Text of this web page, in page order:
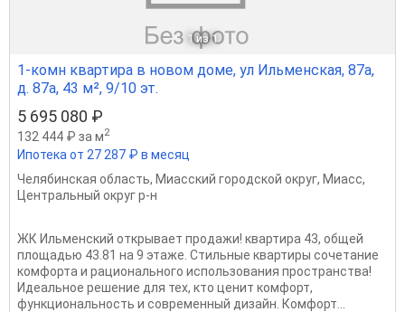
1 из 1
1-комн квартира в новом доме, ул Ильменская, 87а,
д. 87а, 43 м², 9/10 эт.
5 695 080 ₽
132 444 ₽ за м2
Ипотека от 27 287 ₽ в месяц
Челябинская область, Миасский городской округ, Миасс,
Центральный округ р-н
ЖК Ильменский открывает продажи! квартира 43, общей
площадью 43.81 на 9 этаже. Стильные квартиры сочетание
комфорта и рационального использования пространства!
Идеальное решение для тех, кто ценит комфорт,
функциональность и современный дизайн. Комфорт...